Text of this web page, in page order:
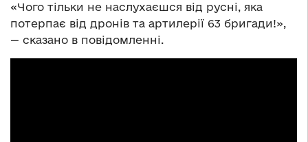
«Чого тільки не наслухаєшся від русні, яка
потерпає від дронів та артилерії 63 бригади!»,
— сказано в повідомленні.